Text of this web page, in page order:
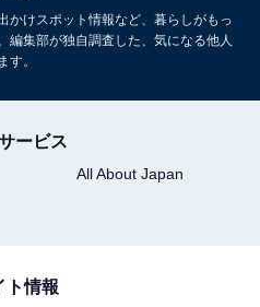
かけスポット情報など、暮らしがもっ
編集部が独自調査した、気になる他人
す。
ービス
All About Japan
ト情報